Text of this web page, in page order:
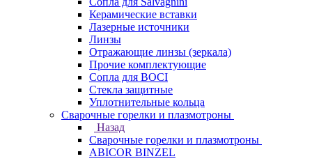
Керамические вставки
Лазерные источники
Линзы
Отражающие линзы (зеркала)
Прочие комплектующие
Сопла для BOCI
Стекла защитные
Уплотнительные кольца
Сварочные горелки и плазмотроны
Назад
Сварочные горелки и плазмотроны
ABICOR BINZEL